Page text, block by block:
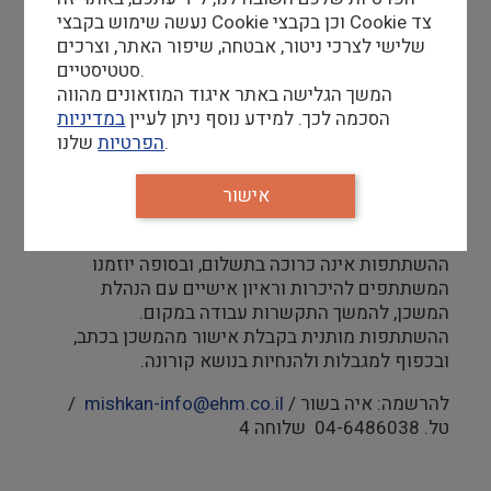
בעמק
וסיור בעקבות התכנון האדריכלי של המשכן וסוד האור
שבו.
רקע מתאים:
מורי דרך
עובדי החינוך הלא פורמלי שהדרכה וידע זורמים
ההשתתפות אינה כרוכה בתשלום, ובסופה יוזמנו
המשתתפים להיכרות וראיון אישיים עם הנהלת
המשכן, להמשך התקשרות עבודה במקום.
ההשתתפות מותנית בקבלת אישור מהמשכן בכתב,
ובכפוף למגבלות ולהנחיות בנושא קורונה.
להרשמה: איה בשור /mishkan-info@ehm.co.il
/
טל. 04-6486038 שלוחה 4
נעשה שימוש בקבצי Cookie וכן בקבצי Cookie צד
שלישי לצרכי ניטור, אבטחה, שיפור האתר, וצרכים
סטטיסטיים.
המשך הגלישה באתר איגוד המוזאונים מהווה
הסכמה לכך. למידע נוסף ניתן לעייןבמדיניות
הפרטיותשלנו.
אישור